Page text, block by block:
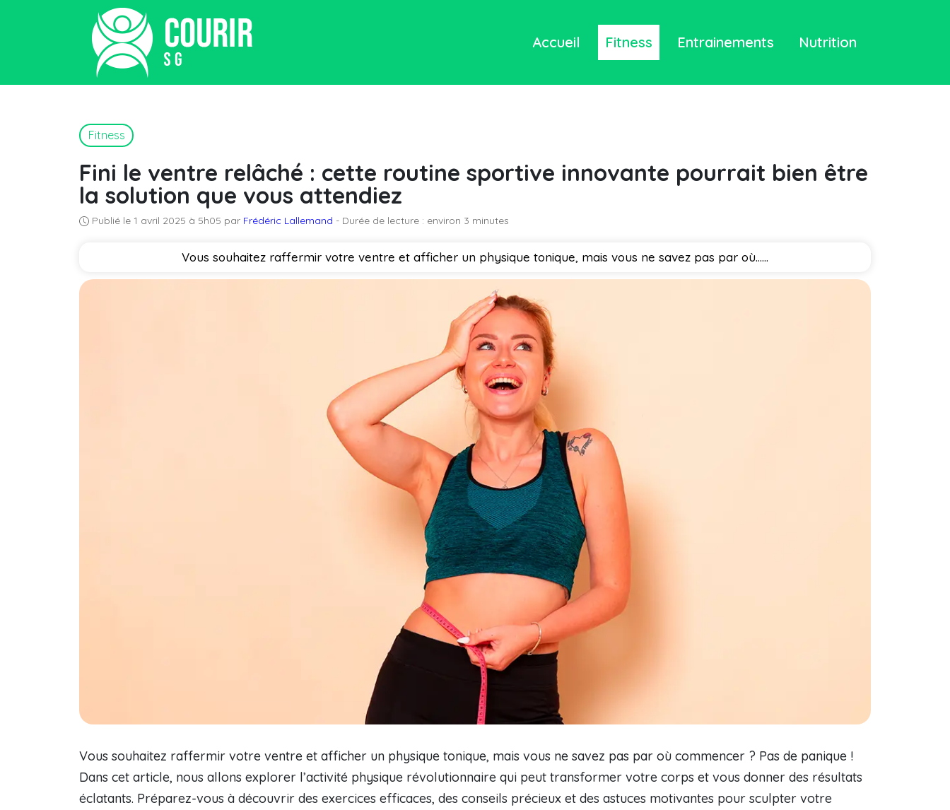
Accueil Fitness Entrainements Nutrition
Fitness
Fini le ventre relâché : cette routine sportive innovante pourrait bien être
la solution que vous attendiez
Publié le 1 avril 2025 à 5h05 par Frédéric Lallemand - Durée de lecture : environ 3 minutes
Vous souhaitez raffermir votre ventre et afficher un physique tonique, mais vous ne savez pas par où…...
Vous souhaitez raffermir votre ventre et afficher un physique tonique, mais vous ne savez pas par où commencer ? Pas de panique !
Dans cet article, nous allons explorer l’activité physique révolutionnaire qui peut transformer votre corps et vous donner des résultats
éclatants. Préparez-vous à découvrir des exercices efficaces, des conseils précieux et des astuces motivantes pour sculpter votre